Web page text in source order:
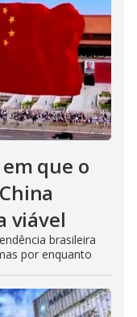
que o
viável
brasileira
por enquanto